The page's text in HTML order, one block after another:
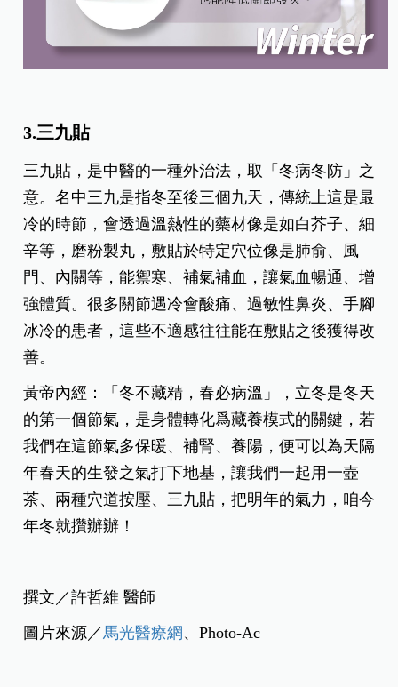
3.三九貼
三九貼，是中醫的一種外治法，取「冬病冬防」之
意。名中三九是指冬至後三個九天，傳統上這是最
冷的時節，會透過溫熱性的藥材像是如白芥子、細
辛等，磨粉製丸，敷貼於特定穴位像是肺俞、風
門、內關等，能禦寒、補氣補血，讓氣血暢通、增
強體質。很多關節遇冷會酸痛、過敏性鼻炎、手腳
冰冷的患者，這些不適感往往能在敷貼之後獲得改
善。
黃帝內經：「冬不藏精，春必病溫」，立冬是冬天
的第一個節氣，是身體轉化爲藏養模式的關鍵，若
我們在這節氣多保暖、補腎、養陽，便可以為天隔
年春天的生發之氣打下地基，讓我們一起用一壺
茶、兩種穴道按壓、三九貼，把明年的氣力，咱今
年冬就攢辦辦！
撰文／許哲維 醫師
圖片來源／ 馬光醫療網、Photo-Ac